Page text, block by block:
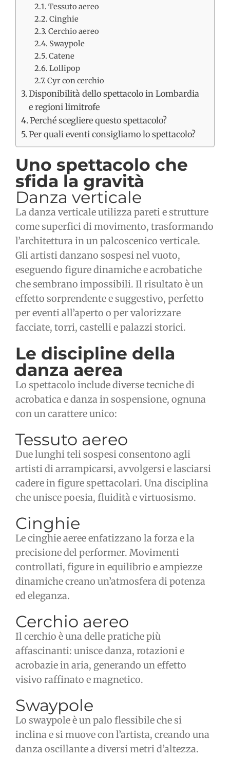
Tessuto aereo
Cinghie
Cerchio aereo
Swaypole
Catene
Lollipop
Cyr con cerchio
Disponibilità dello spettacolo in Lombardia
e regioni limitrofe
Perché scegliere questo spettacolo?
Per quali eventi consigliamo lo spettacolo?
Uno spettacolo che
sfida la gravità
Danza verticale
La danza verticale utilizza pareti e strutture
come superfici di movimento, trasformando
l’architettura in un palcoscenico verticale.
Gli artisti danzano sospesi nel vuoto,
eseguendo figure dinamiche e acrobatiche
che sembrano impossibili. Il risultato è un
effetto sorprendente e suggestivo, perfetto
per eventi all’aperto o per valorizzare
facciate, torri, castelli e palazzi storici.
Le discipline della
danza aerea
Lo spettacolo include diverse tecniche di
acrobatica e danza in sospensione, ognuna
con un carattere unico:
Tessuto aereo
Due lunghi teli sospesi consentono agli
artisti di arrampicarsi, avvolgersi e lasciarsi
cadere in figure spettacolari. Una disciplina
che unisce poesia, fluidità e virtuosismo.
Cinghie
Le cinghie aeree enfatizzano la forza e la
precisione del performer. Movimenti
controllati, figure in equilibrio e ampiezze
dinamiche creano un’atmosfera di potenza
ed eleganza.
Cerchio aereo
Il cerchio è una delle pratiche più
affascinanti: unisce danza, rotazioni e
acrobazie in aria, generando un effetto
visivo raffinato e magnetico.
Swaypole
Lo swaypole è un palo flessibile che si
inclina e si muove con l’artista, creando una
danza oscillante a diversi metri d’altezza.